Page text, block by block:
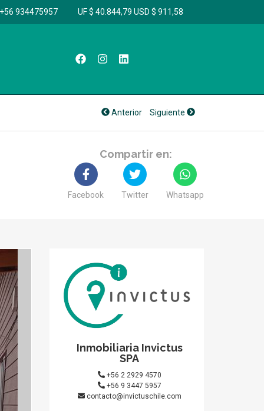
934475957 UF $ 40.844,79 USD $ 911,58
Anterior Siguiente
Compartir en:
Facebook Twitter Whatsapp
Inmobiliaria Invictus
SPA
+56 2 2929 4570
+56 9 3447 5957
contacto@invictuschile.com